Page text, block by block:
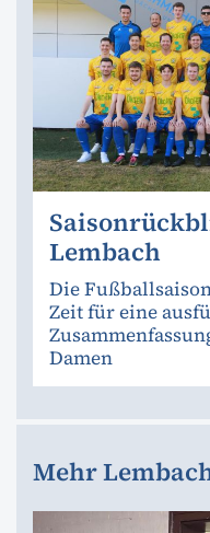
Lembach
Die
Zeit für eine
Damen
Mehr